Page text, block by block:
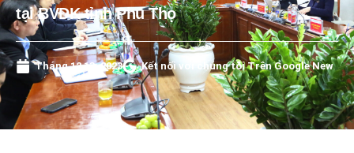
tại BVĐK tỉnh Phú Thọ
Tháng 12 13, 2023 Kết nối với chúng tôi Trên Google New